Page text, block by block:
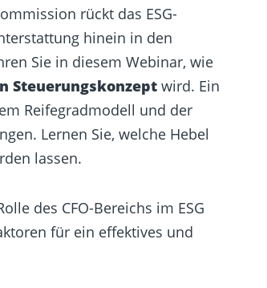
rückt das ESG-
hinein in den
Sie in diesem Webinar, wie
Steuerungskonzept wird. Ein
Reifegradmodell und der
Lernen Sie, welche Hebel
lassen.
des CFO-Bereichs im ESG
für ein effektives und